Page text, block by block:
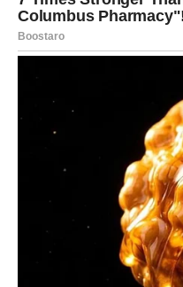
emotivna otkrića. Moguće
razgovor ili saznanje koje
značite.
Ono što ćete saznati
Poruka zvijezda
Otvorite srce istini.
LAV